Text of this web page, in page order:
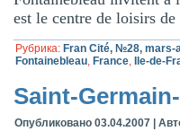
est le centre de loisirs
Рубрика: Fran Cité, №28, mars-
Fontainebleau, France, Ile-de-
Saint-
Опубликовано 03.04.2007 |